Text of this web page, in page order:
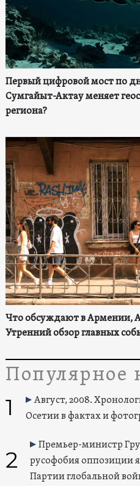
Первый цифровой мост по
Сумгайыт-Актау меняет
региона?
Что обсуждают в Армении,
Утренний обзор главных
Популярное
1
Август, 2008.
Осетии в фактах и
2
Премьер-министр
русофобия оппозиции
Партии глобальной